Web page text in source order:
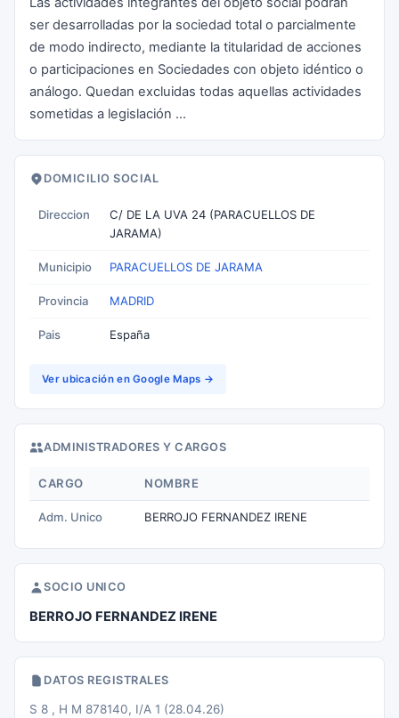
ser desarrolladas por la sociedad total o parcialmente
de modo indirecto, mediante la titularidad de acciones
o participaciones en Sociedades con objeto idéntico o
análogo. Quedan excluidas todas aquellas actividades
sometidas a legislación ...
DOMICILIO SOCIAL
Direccion
C/ DE LA UVA 24 (PARACUELLOS DE
JARAMA)
Municipio PARACUELLOS DE JARAMA
Provincia MADRID
Pais España
Ver ubicación en Google Maps →
ADMINISTRADORES Y CARGOS
CARGO NOMBRE
Adm. Unico BERROJO FERNANDEZ IRENE
SOCIO UNICO
BERROJO FERNANDEZ IRENE
DATOS REGISTRALES
S 8 , H M 878140, I/A 1 (28.04.26)